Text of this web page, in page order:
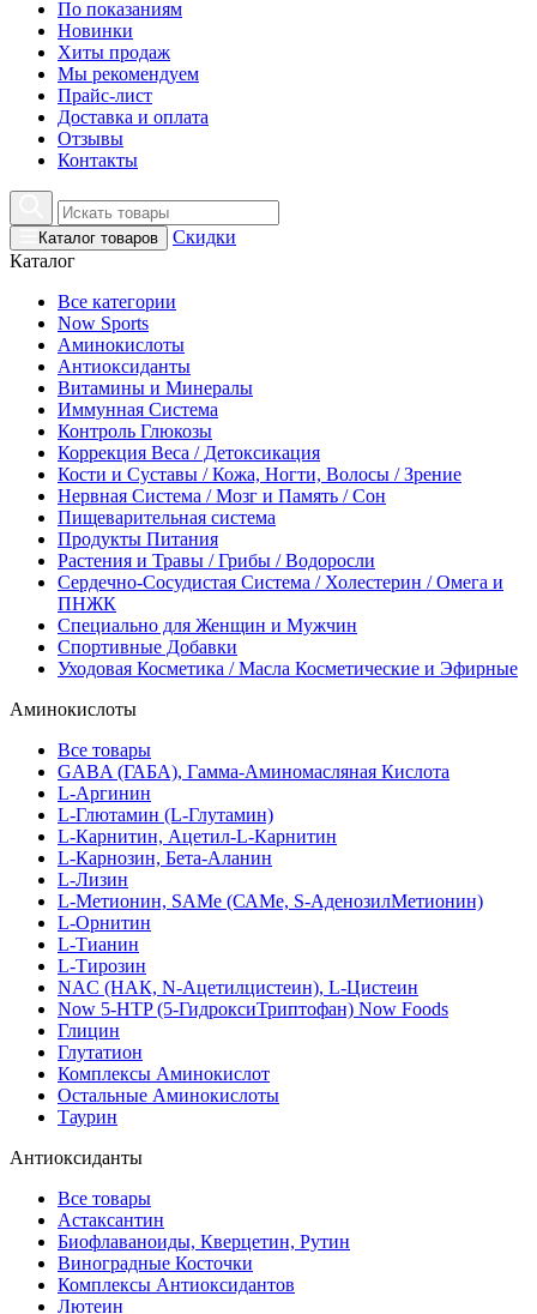
По показаниям
Новинки
Хиты продаж
Мы рекомендуем
Прайс-лист
Доставка и оплата
Отзывы
Контакты
Каталог товаров
Скидки
Каталог
Все категории
Now Sports
Аминокислоты
Антиоксиданты
Витамины и Минералы
Иммунная Система
Контроль Глюкозы
Коррекция Веса / Детоксикация
Кости и Суставы / Кожа, Ногти, Волосы / Зрение
Нервная Система / Мозг и Память / Сон
Пищеварительная система
Продукты Питания
Растения и Травы / Грибы / Водоросли
Сердечно-Сосудистая Система / Холестерин / Омега и
ПНЖК
Специально для Женщин и Мужчин
Спортивные Добавки
Уходовая Косметика / Масла Косметические и Эфирные
Аминокислоты
Все товары
GABA (ГАБА), Гамма-Аминомасляная Кислота
L-Аргинин
L-Глютамин (L-Глутамин)
L-Карнитин, Ацетил-L-Карнитин
L-Карнозин, Бета-Аланин
L-Лизин
L-Метионин, SAMe (САМе, S-АденозилМетионин)
L-Орнитин
L-Тианин
L-Тирозин
NAC (НАК, N-Ацетилцистеин), L-Цистеин
Now 5-HTP (5-ГидроксиТриптофан) Now Foods
Глицин
Глутатион
Комплексы Аминокислот
Остальные Аминокислоты
Таурин
Антиоксиданты
Все товары
Астаксантин
Биофлаваноиды, Кверцетин, Рутин
Виноградные Косточки
Комплексы Антиоксидантов
Лютеин